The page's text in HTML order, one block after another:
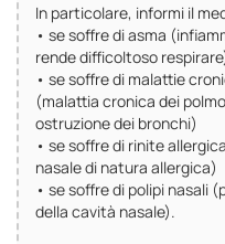
In particolare, informi il
• se soffre di asma
rende difficoltoso
• se soffre di malattie
(malattia cronica dei
ostruzione dei bronchi)
• se soffre di rinite
nasale di natura allergica)
• se soffre di polipi nasali
della cavità nasale).